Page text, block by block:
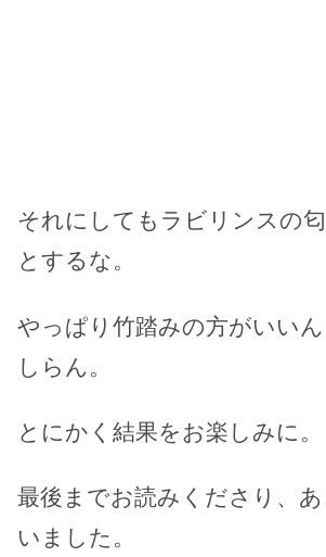
それにしてもラビリンスの
とするな。
やっぱり竹踏みの方がいい
しらん。
とにかく結果をお楽しみに。
最後までお読みくださり、
いました。